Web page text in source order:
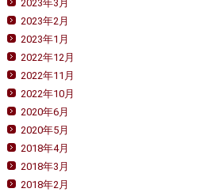
2023年3月
2023年2月
2023年1月
2022年12月
2022年11月
2022年10月
2020年6月
2020年5月
2018年4月
2018年3月
2018年2月